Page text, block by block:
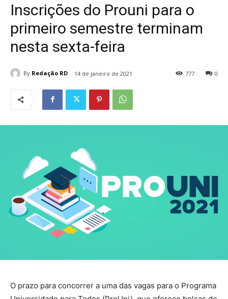
Inscrições do Prouni para o
primeiro semestre terminam
nesta sexta-feira
By Redação RD 14 de janeiro de 2021 0
777
O prazo para concorrer a uma das vagas para o Programa